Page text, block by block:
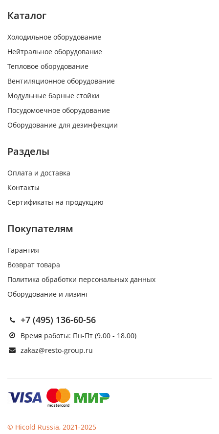
Каталог
Холодильное оборудование
Нейтральное оборудование
Тепловое оборудование
Вентиляционное оборудование
Модульные барные стойки
Посудомоечное оборудование
Оборудование для дезинфекции
Разделы
Оплата и доставка
Контакты
Сертификаты на продукцию
Покупателям
Гарантия
Возврат товара
Политика обработки персональных данных
Оборудование и лизинг
+7 (495) 136-60-56
Время работы: Пн-Пт (9.00 - 18.00)
zakaz@resto-group.ru
© Hicold Russia, 2021-2025